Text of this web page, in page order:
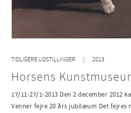
TIDLIGERE UDSTILLINGER 2013
Horsens
17/11-27/1-2013 Den 2 december 2012
Venner fejre 20 års jubilæum Det fejres